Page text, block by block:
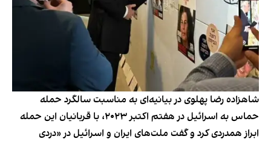
شاهزاده رضا پهلوی در بیانیه‌ای به مناسبت سالگرد حمله
حماس به اسرائیل در هفتم اکتبر ۲۰۲۳، با قربانیان این حمله
ابراز همدردی کرد و گفت ملت‌های ایران و اسرائیل در «دردی